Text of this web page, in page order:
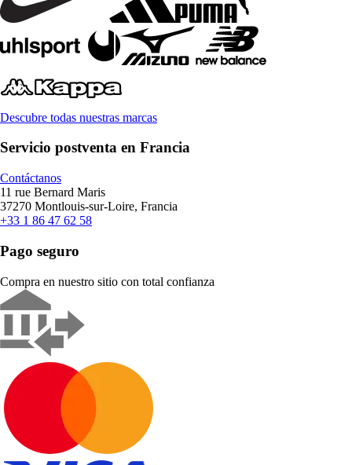
Descubre todas nuestras marcas
Servicio postventa en Francia
Contáctanos
11 rue Bernard Maris
37270 Montlouis-sur-Loire, Francia
+33 1 86 47 62 58
Pago seguro
Compra en nuestro sitio con total confianza